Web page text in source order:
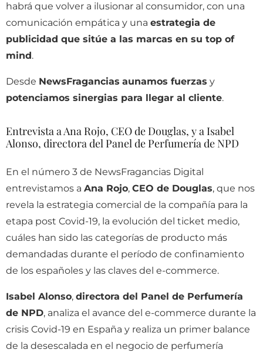
habrá que volver a ilusionar al consumidor, con una
comunicación empática y una estrategia de
publicidad que sitúe a las marcas en su top of
mind.
Desde NewsFragancias aunamos fuerzas y
potenciamos sinergias para llegar al cliente.
Entrevista a Ana Rojo, CEO de Douglas, y a Isabel
Alonso, directora del Panel de Perfumería de NPD
En el número 3 de NewsFragancias Digital
entrevistamos a Ana Rojo, CEO de Douglas, que nos
revela la estrategia comercial de la compañía para la
etapa post Covid-19, la evolución del ticket medio,
cuáles han sido las categorías de producto más
demandadas durante el período de confinamiento
de los españoles y las claves del e-commerce.
Isabel Alonso, directora del Panel de Perfumería
de NPD, analiza el avance del e-commerce durante la
crisis Covid-19 en España y realiza un primer balance
de la desescalada en el negocio de perfumería